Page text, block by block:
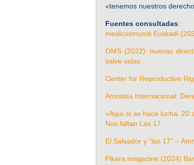
«tenemos nuestros
Fuentes consultadas:
medicusmundi Euskadi
OMS (2022): nuevas
salve vidas
Center for Reproductive
Amnistía Internacional:
«Aquí sí se hace lucha. 20
Nos faltan Las 17
El Salvador y “las 17” –
Pikara magazine (2024)